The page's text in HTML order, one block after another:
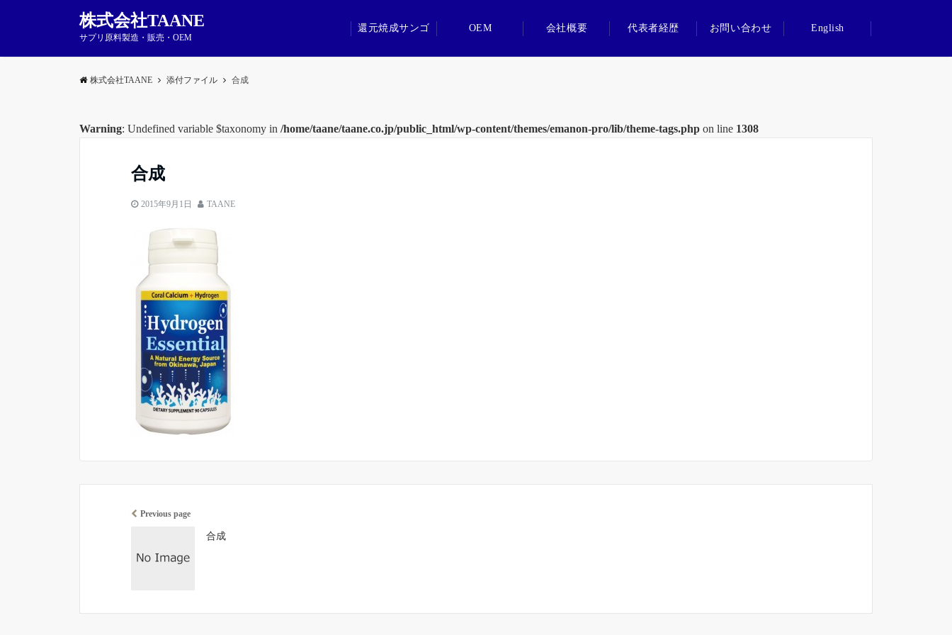
株式会社TAANE
サプリ原料製造・販売・OEM
還元焼成サンゴ OEM 会社概要 代表者経歴 お問い合わせ English
Warning: Undefined variable $taxonomy in /home/taane/taane.co.jp/public_html/wp-content/themes/emanon-pro/lib/theme-tags.php on line 1308
株式会社TAANE 添付ファイル 合成
合成
2015年9月1日 TAANE
Previous page
合成